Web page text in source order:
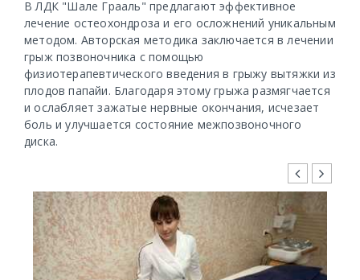
В ЛДК "Шале Грааль" предлагают эффективное
лечение остеохондроза и его осложнений уникальным
методом. Авторская методика заключается в лечении
грыж позвоночника с помощью
физиотерапевтического введения в грыжу вытяжки из
плодов папайи. Благодаря этому грыжа размягчается
и ослабляет зажатые нервные окончания, исчезает
боль и улучшается состояние межпозвоночного
диска.